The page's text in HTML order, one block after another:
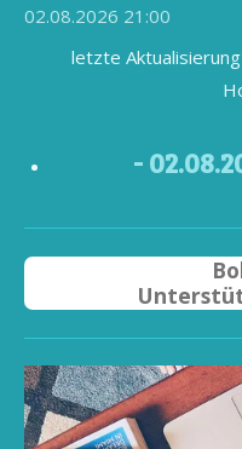
02.08.2026 21:00
letzte
- 02